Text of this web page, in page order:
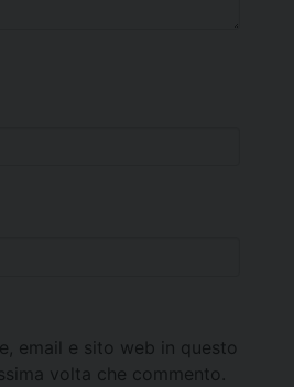
email e sito web in questo
volta che commento.